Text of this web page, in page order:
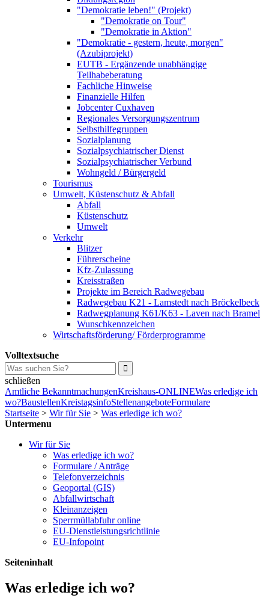
"Demokratie leben!" (Projekt)
"Demokratie on Tour"
"Demokratie in Aktion"
"Demokratie - gestern, heute, morgen"
(Azubiprojekt)
EUTB - Ergänzende unabhängige
Teilhabeberatung
Fachliche Hinweise
Finanzielle Hilfen
Jobcenter Cuxhaven
Regionales Versorgungszentrum
Selbsthilfegruppen
Sozialplanung
Sozialpsychiatrischer Dienst
Sozialpsychiatrischer Verbund
Wohngeld / Bürgergeld
Tourismus
Umwelt, Küstenschutz & Abfall
Abfall
Küstenschutz
Umwelt
Verkehr
Blitzer
Führerscheine
Kfz-Zulassung
Kreisstraßen
Projekte im Bereich Radwegebau
Radwegebau K21 - Lamstedt nach Bröckelbeck
Radwegplanung K61/K63 - Laven nach Bramel
Wunschkennzeichen
Wirtschaftsförderung/ Förderprogramme
Volltextsuche
schließen
Amtliche BekanntmachungenKreishaus-ONLINEWas erledige ich
wo?BaustellenKreistagsinfoStellenangeboteFormulare
Startseite > Wir für Sie > Was erledige ich wo?
Untermenu
Wir für Sie
Was erledige ich wo?
Formulare / Anträge
Telefonverzeichnis
Geoportal (GIS)
Abfallwirtschaft
Kleinanzeigen
Sperrmüllabfuhr online
EU-Dienstleistungsrichtlinie
EU-Infopoint
Seiteninhalt
Was erledige ich wo?